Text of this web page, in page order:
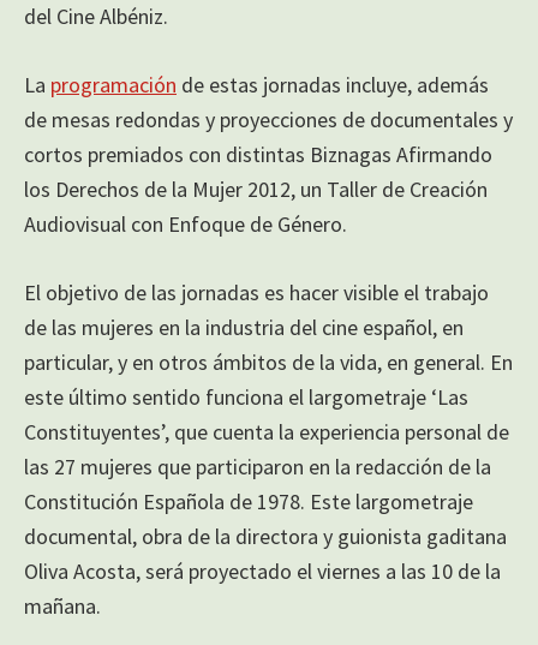
del Cine Albéniz.
La programación de estas jornadas incluye, además
de mesas redondas y proyecciones de documentales y
cortos premiados con distintas Biznagas Afirmando
los Derechos de la Mujer 2012, un Taller de Creación
Audiovisual con Enfoque de Género.
El objetivo de las jornadas es hacer visible el trabajo
de las mujeres en la industria del cine español, en
particular, y en otros ámbitos de la vida, en general. En
este último sentido funciona el largometraje ‘Las
Constituyentes’, que cuenta la experiencia personal de
las 27 mujeres que participaron en la redacción de la
Constitución Española de 1978. Este largometraje
documental, obra de la directora y guionista gaditana
Oliva Acosta, será proyectado el viernes a las 10 de la
mañana.